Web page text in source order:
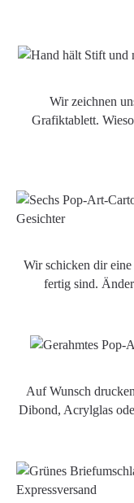
Wir zeichnen
Grafiktablett.
Wir schicken dir
fertig sind.
Auf Wunsch
Dibond, Acrylglas